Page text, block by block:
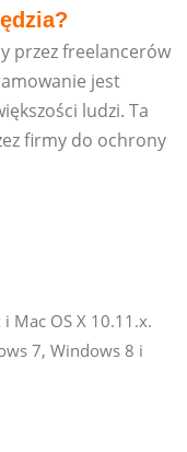
przez freelancerów
jest
ludzi. Ta
firmy do ochrony
Mac OS X 10.11.x.
7, Windows 8 i